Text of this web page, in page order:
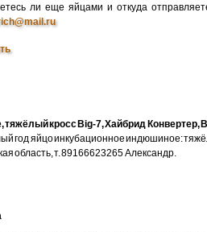
ли еще яйцами и откуда
кросс Big-7, Хайбрид Конвертер,
год яйцо инкубационное индюшиное:
область, т. 89166623265 Александр.